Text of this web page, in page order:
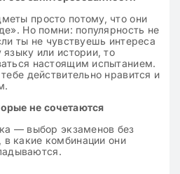
просто потому, что они
Но помни: популярность не
ты не чувствуешь интереса
или истории, то
настоящим испытанием.
действительно нравится и
не сочетаются